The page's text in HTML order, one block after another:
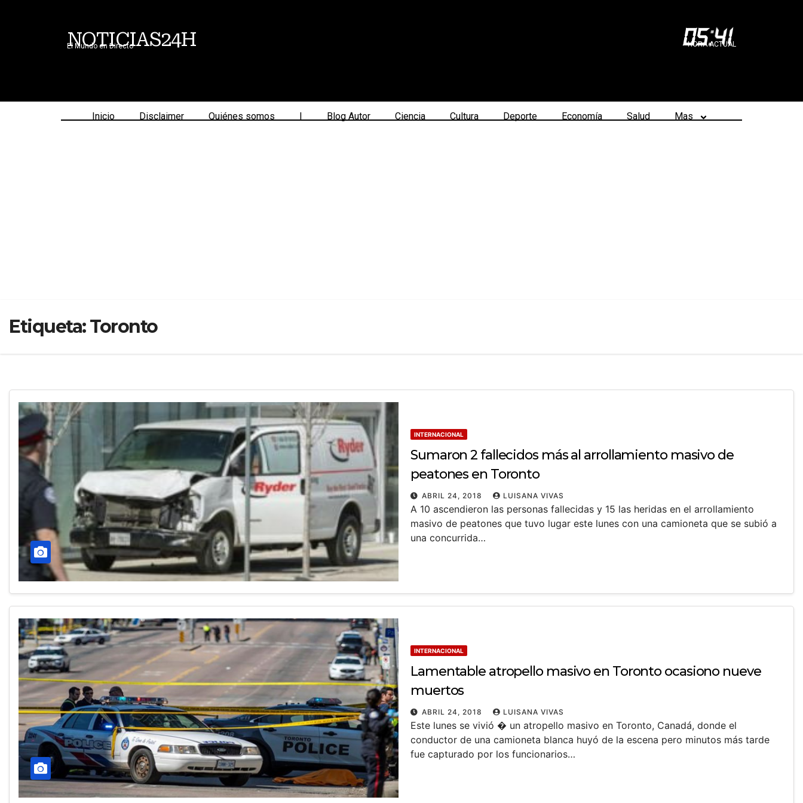
NOTICIAS24H
El Mundo en Directo 05:41
HORA ACTUAL
Inicio Disclaimer Quiénes somos | Blog Autor Ciencia Cultura Deporte Economía Salud Mas
Etiqueta:Toronto
INTERNACIONAL
Sumaron 2 fallecidos más al arrollamiento masivo de
peatones en Toronto
ABRIL 24, 2018 LUISANA VIVAS
A 10 ascendieron las personas fallecidas y 15 las heridas en el arrollamiento
masivo de peatones que tuvo lugar este lunes con una camioneta que se subió a
una concurrida…
INTERNACIONAL
Lamentable atropello masivo en Toronto ocasiono nueve
muertos
ABRIL 24, 2018 LUISANA VIVAS
Este lunes se vivió � un atropello masivo en Toronto, Canadá, donde el
conductor de una camioneta blanca huyó de la escena pero minutos más tarde
fue capturado por los funcionarios…